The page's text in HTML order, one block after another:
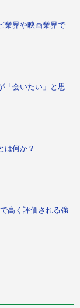
業界や映画業界で
「会いたい」と思
は何か？
高く評価される強